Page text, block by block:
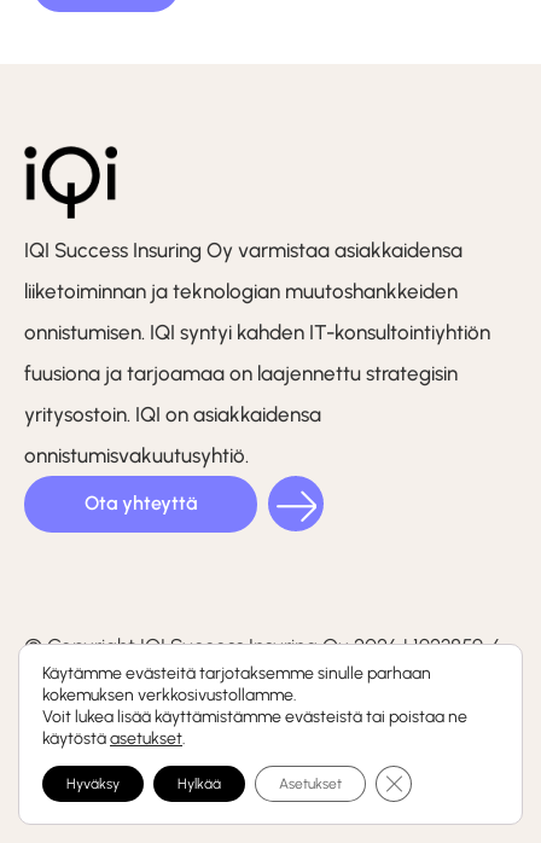
IQI Success Insuring Oy varmistaa asiakkaidensa
liiketoiminnan ja teknologian muutoshankkeiden
onnistumisen. IQI syntyi kahden IT-konsultointiyhtiön
fuusiona ja tarjoamaa on laajennettu strategisin
yritysostoin. IQI on asiakkaidensa
onnistumisvakuutusyhtiö.
Ota yhteyttä
(F)
© Copyright IQI Success Insuring Oy 2026 | 1923859-6
Tietosuojaseloste
Whistleblowing-kanava
Käytämme evästeitä tarjotaksemme sinulle parhaan
kokemuksen verkkosivustollamme.
Voit lukea lisää käyttämistämme evästeistä tai poistaa ne
käytöstäasetukset.
Hyväksy Hylkää Asetukset Sulje evästebanneri